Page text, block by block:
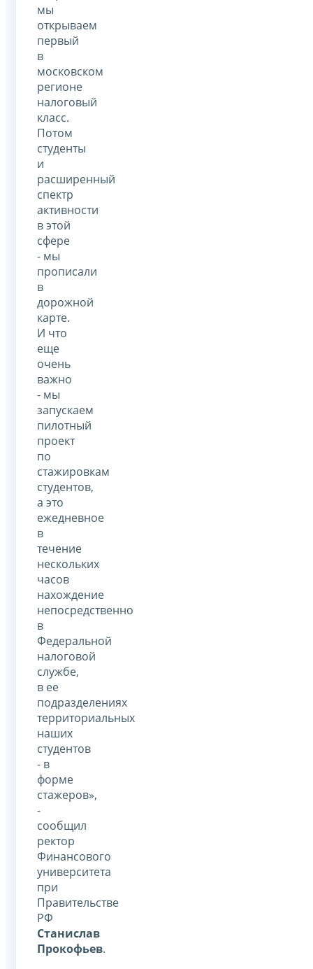
мы
открываем
первый
в
московском
регионе
налоговый
класс.
Потом
студенты
и
расширенный
спектр
активности
в этой
сфере
- мы
прописали
в
дорожной
карте.
И что
еще
очень
важно
- мы
запускаем
пилотный
проект
по
стажировкам
студентов,
а это
ежедневное
в
течение
нескольких
часов
нахождение
непосредственно
в
Федеральной
налоговой
службе,
в ее
подразделениях
территориальных
наших
студентов
- в
форме
стажеров»,
-
сообщил
ректор
Финансового
университета
при
Правительстве
РФ
Станислав
Прокофьев.